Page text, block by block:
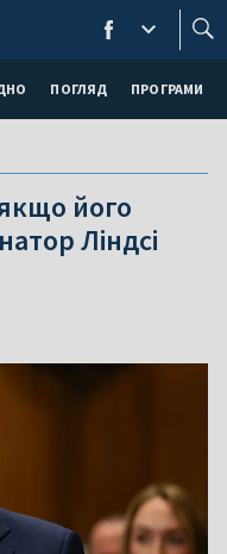
ПОГЛЯД ПРОГРАМИ
його
Ліндсі